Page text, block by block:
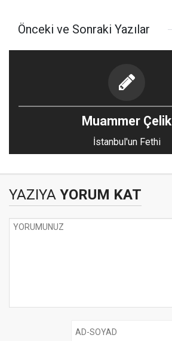
Önceki ve Sonraki Yazılar
Muammer Çelik
İstanbul'un Fethi
YAZIYA YORUM KAT